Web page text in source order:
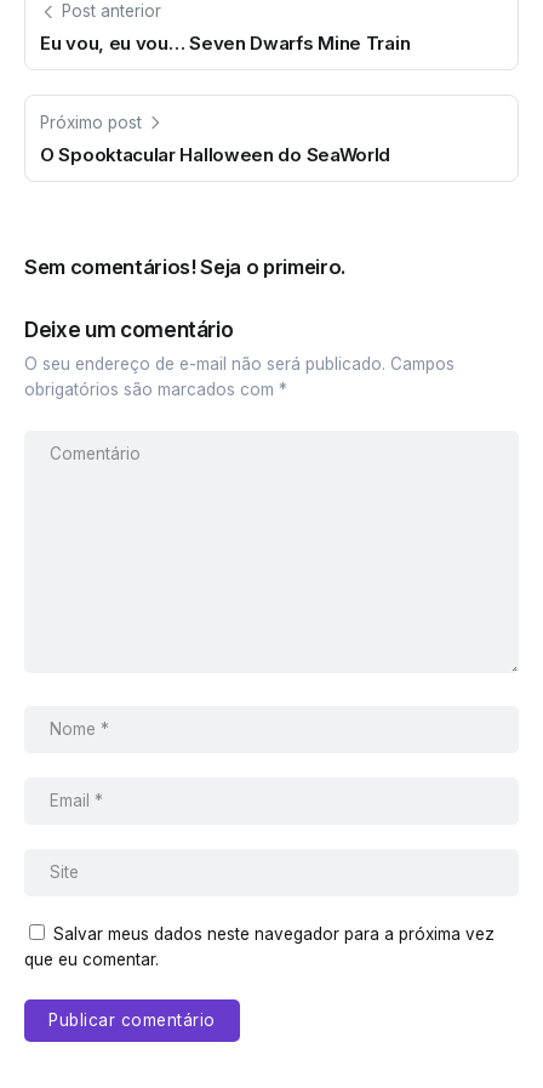
Post anterior
Eu vou, eu vou… Seven Dwarfs Mine Train
Próximo post
O Spooktacular Halloween do SeaWorld
Sem comentários! Seja o primeiro.
Deixe um comentário
O seu endereço de e-mail não será publicado. Campos
obrigatórios são marcados com *
Salvar meus dados neste navegador para a próxima vez
que eu comentar.